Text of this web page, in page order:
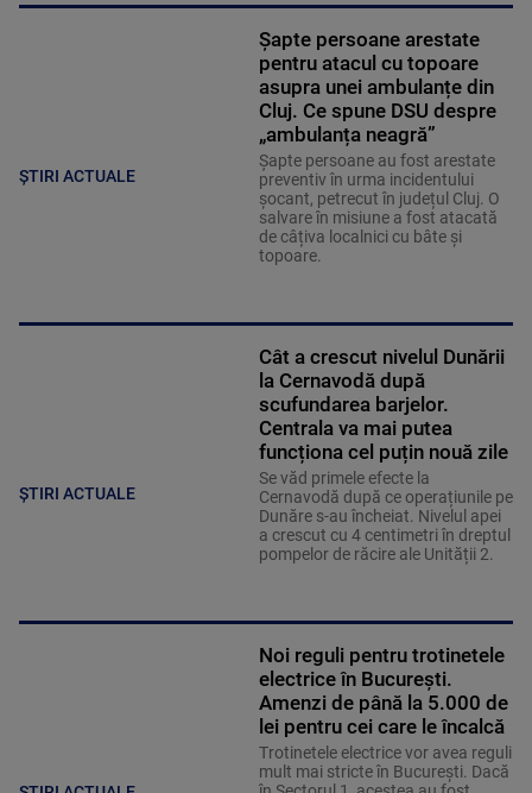
ȘTIRI ACTUALE
Șapte persoane arestate
pentru atacul cu topoare
asupra unei ambulanțe din
Cluj. Ce spune DSU despre
„ambulanța neagră”
Șapte persoane au fost arestate
preventiv în urma incidentului
șocant, petrecut în județul Cluj. O
salvare în misiune a fost atacată
de câțiva localnici cu bâte și
topoare.
ȘTIRI ACTUALE
Cât a crescut nivelul Dunării
la Cernavodă după
scufundarea barjelor.
Centrala va mai putea
funcționa cel puțin nouă zile
Se văd primele efecte la
Cernavodă după ce operațiunile pe
Dunăre s-au încheiat. Nivelul apei
a crescut cu 4 centimetri în dreptul
pompelor de răcire ale Unității 2.
Noi reguli pentru trotinetele
electrice în București.
Amenzi de până la 5.000 de
lei pentru cei care le încalcă
Trotinetele electrice vor avea reguli
mult mai stricte în București. Dacă